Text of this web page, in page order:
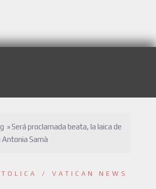
»Será proclamada beata, la laica de
Antonia Samà
VATICAN NEWS